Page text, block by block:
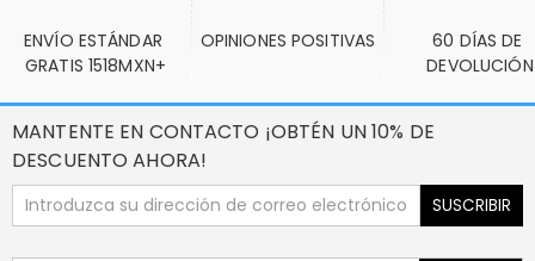
ENVÍO ESTÁNDAR
GRATIS 1518MXN+
OPINIONES POSITIVAS
60 DÍAS DE
DEVOLUCIÓN
MANTENTE EN CONTACTO ¡OBTÉN UN 10% DE
DESCUENTO AHORA!
SUSCRIBIR